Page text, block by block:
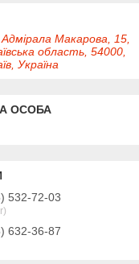
Макарова, 15,
область, 54000,
Україна
532-72-03
632-36-87